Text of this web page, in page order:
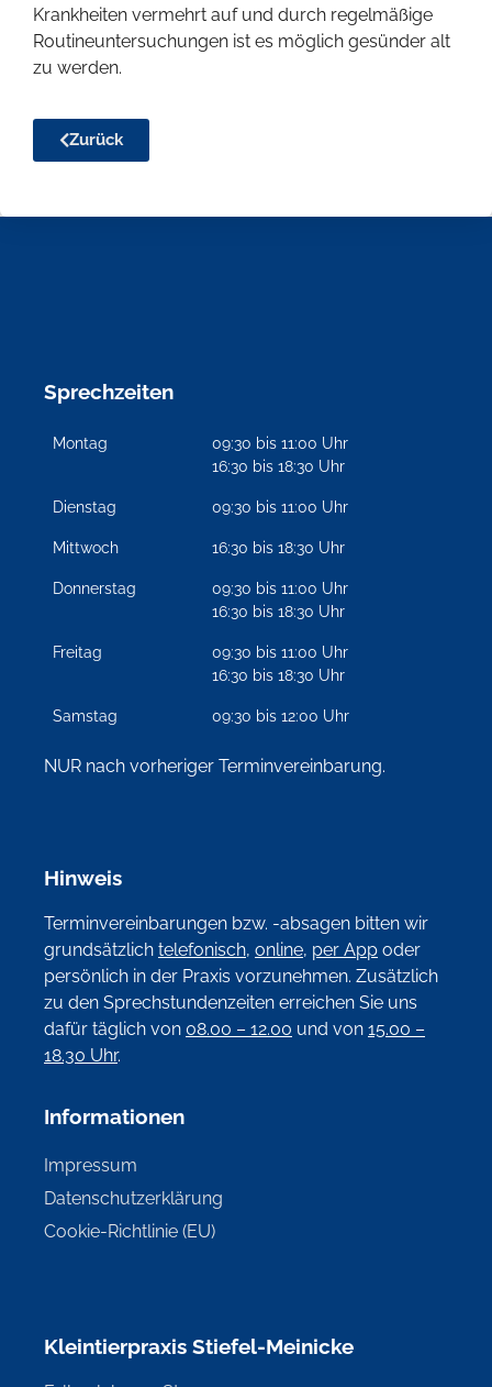
Krankheiten vermehrt auf und durch regelmäßige
Routineuntersuchungen ist es möglich gesünder alt
zu werden.
Zurück
Sprechzeiten
Montag
09:30 bis 11:00 Uhr
16:30 bis 18:30 Uhr
Dienstag 09:30 bis 11:00 Uhr
Mittwoch 16:30 bis 18:30 Uhr
Donnerstag
09:30 bis 11:00 Uhr
16:30 bis 18:30 Uhr
Freitag
09:30 bis 11:00 Uhr
16:30 bis 18:30 Uhr
Samstag 09:30 bis 12:00 Uhr
NUR nach vorheriger Terminvereinbarung.
Hinweis
Terminvereinbarungen bzw. -absagen bitten wir
grundsätzlich telefonisch, online, per App oder
persönlich in der Praxis vorzunehmen. Zusätzlich
zu den Sprechstundenzeiten erreichen Sie uns
dafür täglich von 08.00 – 12.00 und von 15.00 –
18.30 Uhr.
Informationen
Impressum
Datenschutzerklärung
Cookie-Richtlinie (EU)
Kleintierpraxis Stiefel-Meinicke